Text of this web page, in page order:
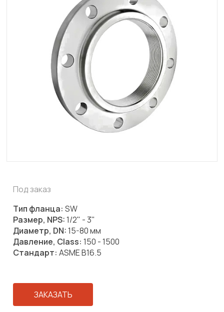
Под заказ
Тип фланца:SW
Размер, NPS:1/2" - 3"
Диаметр, DN:15-80 мм
Давление, Class:150 - 1500
Стандарт:ASME B16.5
ЗАКАЗАТЬ